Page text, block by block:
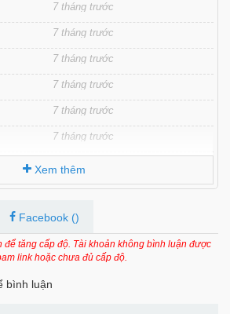
7 tháng trước
7 tháng trước
7 tháng trước
7 tháng trước
7 tháng trước
7 tháng trước
7 tháng trước
7 tháng trước
7 tháng trước
7 tháng trước
Xem thêm
Facebook ()
để tăng cấp độ. Tài khoản không bình luận được
link hoặc chưa đủ cấp độ.
bình luận